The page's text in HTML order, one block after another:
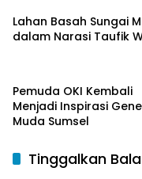
Lahan Basah Sungai
dalam Narasi Taufik
Pemuda OKI Kembali
Menjadi Inspirasi
Muda Sumsel
Tinggalkan